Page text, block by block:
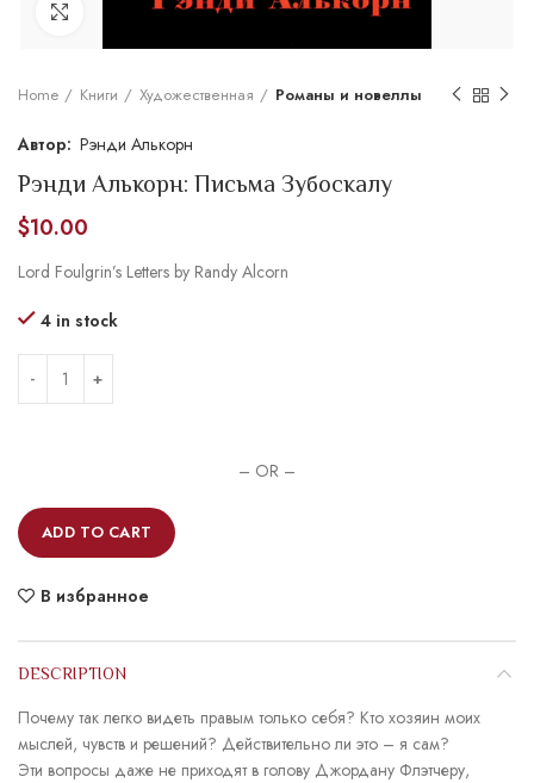
Увеличить
Home Книги Художественная Романы и новеллы
Рэнди Алькорн
Рэнди Алькорн: Письма Зубоскалу
$10.00
Lord Foulgrin’s Letters by Randy Alcorn
4 in stock
– OR –
ADD TO CART
В избранное
DESCRIPTION
Почему так легко видеть правым только себя? Кто хозяин моих
мыслей, чувств и решений? Действительно ли это – я сам?
Эти вопросы даже не приходят в голову Джордану Флэтчеру,